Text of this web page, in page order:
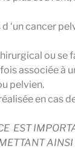
‘un cancer
ou se
associée à
pelvien.
en cas
EST